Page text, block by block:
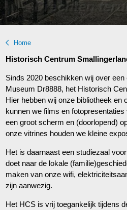
Home
Historisch Centrum
Sinds 2020 beschikken wij over
Museum Dr8888, het Historisch
Hier hebben wij onze bibliotheek en
kunnen we films en
een groot scherm en (doorlopend)
onze vitrines houden we kleine
Het is daarnaast een studiezaal
doet naar de lokale
maken van onze wifi,
zijn aanwezig.
Het HCS is vrij toegankelijk tijdens